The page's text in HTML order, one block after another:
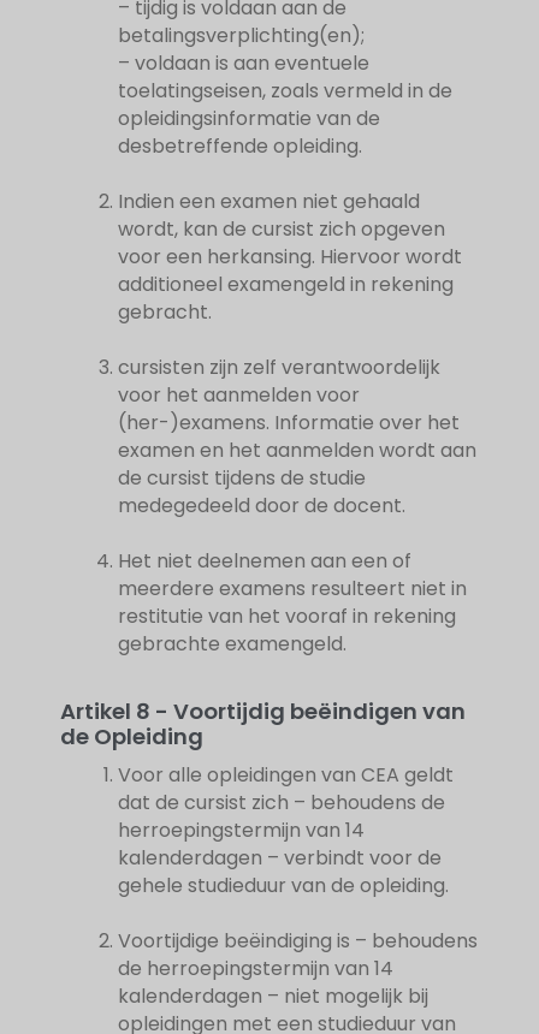
– tijdig is voldaan aan de
betalingsverplichting(en);
– voldaan is aan eventuele
toelatingseisen, zoals vermeld in de
opleidingsinformatie van de
desbetreffende opleiding.
Indien een examen niet gehaald
wordt, kan de cursist zich opgeven
voor een herkansing. Hiervoor wordt
additioneel examengeld in rekening
gebracht.
cursisten zijn zelf verantwoordelijk
voor het aanmelden voor
(her-)examens. Informatie over het
examen en het aanmelden wordt aan
de cursist tijdens de studie
medegedeeld door de docent.
Het niet deelnemen aan een of
meerdere examens resulteert niet in
restitutie van het vooraf in rekening
gebrachte examengeld.
Artikel 8 - Voortijdig beëindigen van
de Opleiding
Voor alle opleidingen van CEA geldt
dat de cursist zich – behoudens de
herroepingstermijn van 14
kalenderdagen – verbindt voor de
gehele studieduur van de opleiding.
Voortijdige beëindiging is – behoudens
de herroepingstermijn van 14
kalenderdagen – niet mogelijk bij
opleidingen met een studieduur van